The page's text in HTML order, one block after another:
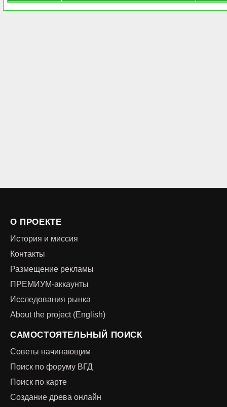
О ПРОЕКТЕ
История и миссия
Контакты
Размещение рекламы
ПРЕМИУМ-аккаунты
Исследования рынка
About the project (English)
САМОСТОЯТЕЛЬНЫЙ ПОИСК
Советы начинающим
Поиск по форуму ВГД
Поиск по карте
Создание древа онлайн